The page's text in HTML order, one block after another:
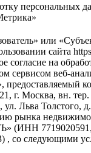
персональных
или
сайта
согласие на
сервисом веб-
предоставляемый
г. Москва, вн.
Льва Толстого,
рынка
7719020591,
, со следующими